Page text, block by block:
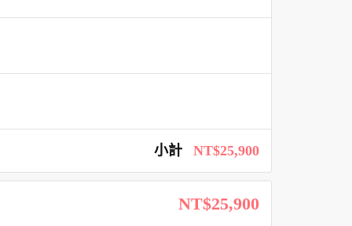
小計 NT$25,900
NT$25,900